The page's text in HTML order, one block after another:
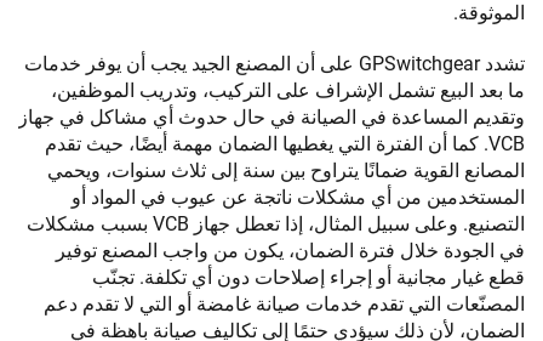
الموثوقة.
تشدد GPSwitchgear على أن المصنع الجيد يجب أن يوفر خدمات
ما بعد البيع تشمل الإشراف على التركيب، وتدريب الموظفين،
وتقديم المساعدة في الصيانة في حال حدوث أي مشاكل في جهاز
VCB. كما أن الفترة التي يغطيها الضمان مهمة أيضًا، حيث تقدم
المصانع القوية ضمانًا يتراوح بين سنة إلى ثلاث سنوات، ويحمي
المستخدمين من أي مشكلات ناتجة عن عيوب في المواد أو
التصنيع. وعلى سبيل المثال، إذا تعطل جهاز VCB بسبب مشكلات
في الجودة خلال فترة الضمان، يكون من واجب المصنع توفير
قطع غيار مجانية أو إجراء إصلاحات دون أي تكلفة. تجنّب
المصنّعات التي تقدم خدمات صيانة غامضة أو التي لا تقدم دعم
الضمان، لأن ذلك سيؤدي حتمًا إلى تكاليف صيانة باهظة في